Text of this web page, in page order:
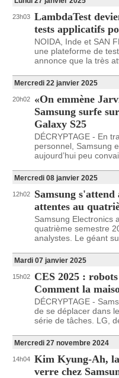
23h03 LambdaTest
tests applicatifs
NOIDA, Inde et SAN
une plateforme de
annonce que la très
Mercredi 22 janvier 2025
20h02
«On emmène
Samsung surfe
Galaxy S25
DÉCRYPTAGE - En
personnel, Samsung
aujourd’hui peu
Mercredi 08 janvier 2025
12h02
Samsung
attentes au
Samsung Electronics
quatrième semestre
analystes. Le géant
Mardi 07 janvier 2025
15h02
CES 2025 :
Comment la
DÉCRYPTAGE -
de se déplacer dans
série de tâches. LG,
Mercredi 27 novembre 2024
14h04 Kim Kyung-Ah,
verre chez